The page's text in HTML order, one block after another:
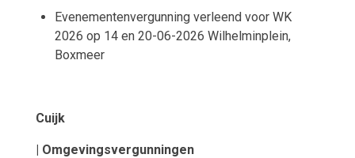
Evenementenvergunning verleend voor WK
2026 op 14 en 20-06-2026 Wilhelminplein,
Boxmeer
Cuijk
| Omgevingsvergunningen